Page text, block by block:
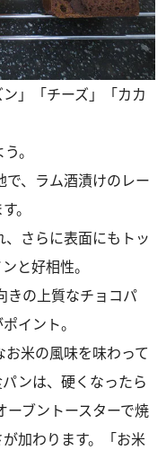
」「チーズ」「カカ
。
で、ラム酒漬けのレー
。
、さらに表面にもトッ
と好相性。
きの上質なチョコパ
イント。
お米の風味を味わって
ンは、硬くなったら
ーブントースターで焼
加わります。「お米